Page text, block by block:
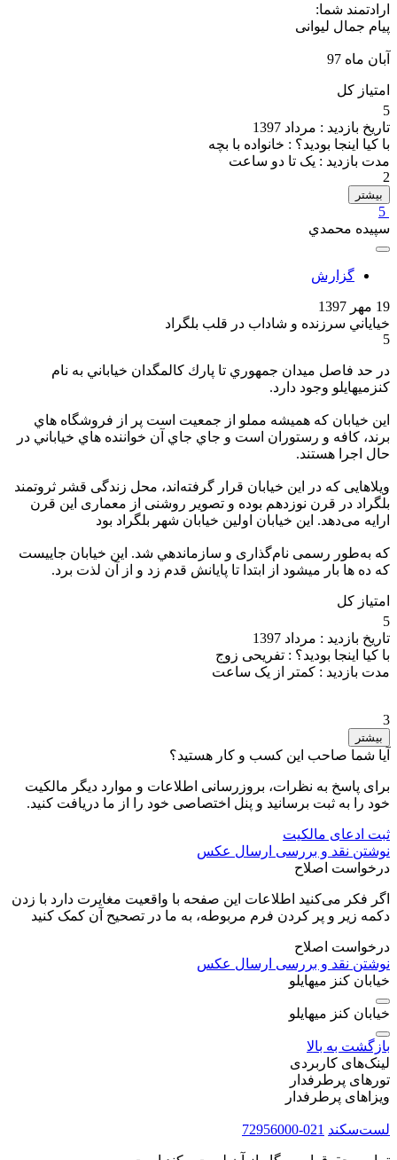
ارادتمند شما:
پیام جمال لیوانی
آبان ماه 97
امتیاز کل
5
تاریخ بازدید : مرداد 1397
با کیا اینجا بودید؟ : خانواده با بچه
مدت بازدید : یک تا دو ساعت
2
بیشتر
5
سپيده محمدي
گزارش
19 مهر 1397
خياياني سرزنده و شاداب در قلب بلگراد
5
در حد فاصل ميدان جمهوري تا پارك كالمگدان خياباني به نام
كنزميهايلو وجود دارد.
اين خيابان كه هميشه مملو از جمعيت است پر از فروشگاه هاي
برند، كافه و رستوران است و جاي جاي آن خواننده هاي خياباني در
حال اجرا هستند.
ویلاهایی که در اين خيابان قرار گرفته‌اند، محل زندگی قشر ثروتمند
بلگراد در قرن نوزدهم بوده و تصویر روشنی از معماری این قرن
ارایه می‌دهد. این خیابان اولین خیابان شهر بلگراد بود
که به‌طور رسمی نام‌گذاری و سازماندهي شد. اين خيابان جاييست
كه ده ها بار ميشود از ابتدا تا پايانش قدم زد و از آن لذت برد.
امتیاز کل
5
تاریخ بازدید : مرداد 1397
با کیا اینجا بودید؟ : تفریحی زوج
مدت بازدید : کمتر از یک ساعت
3
بیشتر
آیا شما صاحب این کسب و کار هستید؟
برای پاسخ به نظرات، بروزرسانی اطلاعات و موارد دیگر مالکیت
خود را به ثبت برسانید و پنل اختصاصی خود را از ما دریافت کنید.
ثبت ادعای مالکیت
نوشتن نقد و بررسی ارسال عکس
درخواست اصلاح
اگر فکر می‌کنید اطلاعات این صفحه با واقعیت مغایرت دارد با زدن
دکمه زیر و پر کردن فرم مربوطه، به ما در تصحیح آن کمک کنید
درخواست اصلاح
نوشتن نقد و بررسی ارسال عکس
خيابان كنز ميهايلو
خيابان كنز ميهايلو
بازگشت به بالا
لینک‌های کاربردی
تورهای پرطرفدار
ویزاهای پرطرفدار
لست‌سکند 021-72956000